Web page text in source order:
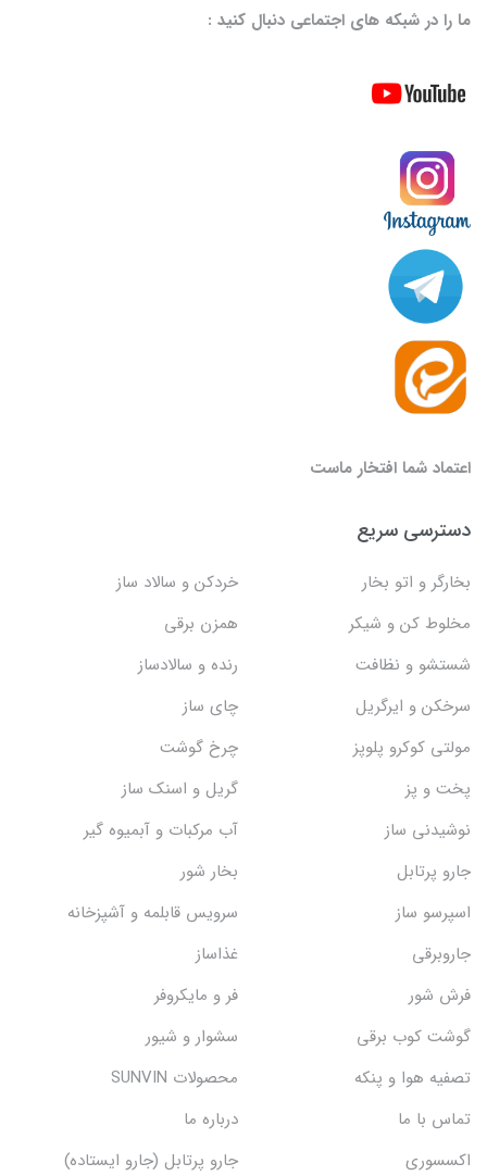
ما را در شبکه های اجتماعی دنبال کنید :
اعتماد شما افتخار ماست
دسترسی سریع
بخارگر و اتو بخار
خردکن و سالاد ساز
مخلوط کن و شیکر
همزن برقی
شستشو و نظافت
رنده و سالادساز
سرخکن و ایرگریل
چای ساز
مولتی کوکرو پلوپز
چرخ گوشت
پخت و پز
گریل و اسنک‌ ساز
نوشیدنی ساز
آب مرکبات و آبمیوه گیر
جارو پرتابل
بخار شور
اسپرسو ساز
سرویس قابلمه و آشپزخانه
جاروبرقی
غذاساز
فرش شور
فر و مایکروفر
گوشت کوب برقی
سشوار و شیور
تصفیه هوا و پنکه
محصولات SUNVIN
تماس با ما
درباره ما
اکسسوری
جارو پرتابل (جارو ایستاده)